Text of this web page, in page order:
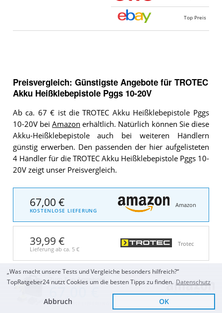
Zum Top Angebot
KOSTENLOSE LIEFERUNG
Top Preis
Preisvergleich: Günstigste Angebote für TROTEC
Akku Heißklebepistole Pggs 10-20V
Ab ca. 67 € ist die TROTEC Akku Heißklebepistole Pggs
10-20V beiAmazon erhältlich. Natürlich können Sie diese
Akku-Heißklebepistole auch bei weiteren Händlern
günstig erwerben. Den passenden der hier aufgelisteten
4 Händler für die TROTEC Akku Heißklebepistole Pggs 10-
20V zeigt unser Preisvergleich.
67,00 €
KOSTENLOSE LIEFERUNG
Amazon
39,99 €
Lieferung ab ca. 5 €
Trotec
Top Preis OTTO
„Was macht unsere Tests und Vergleiche besonders hilfreich?“
TopRatgeber24 nutzt Cookies um die besten Tipps zu finden. Datenschutz
Abbruch OK